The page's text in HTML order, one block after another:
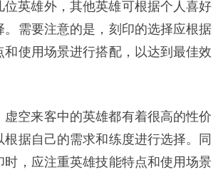
位英雄外，其他英雄可根据个人喜好
。需要注意的是，刻印的选择应根据
和使用场景进行搭配，以达到最佳效
虚空来客中的英雄都有着很高的性价
根据自己的需求和练度进行选择。同
时，应注重英雄技能特点和使用场景